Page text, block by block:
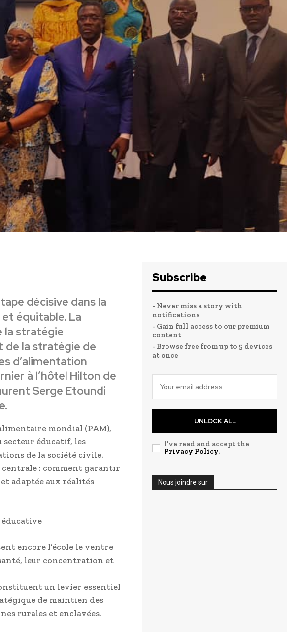
décisive dans la
équitable. La
la stratégie
de la stratégie de
d’alimentation
à l’hôtel Hilton de
Serge Etoundi
mondial (PAM),
secteur éducatif, les
de la société civile.
centrale : comment garantir
adaptée aux réalités
encore l’école le ventre
leur concentration et
un levier essentiel
de maintien des
rurales et enclavées.
Subscribe
- Never miss a story with
notifications
- Gain full access to our premium
content
- Browse free from up to 5 devices
at once
UNLOCK ALL
I've read and accept the
Privacy Policy.
Nous joindre sur